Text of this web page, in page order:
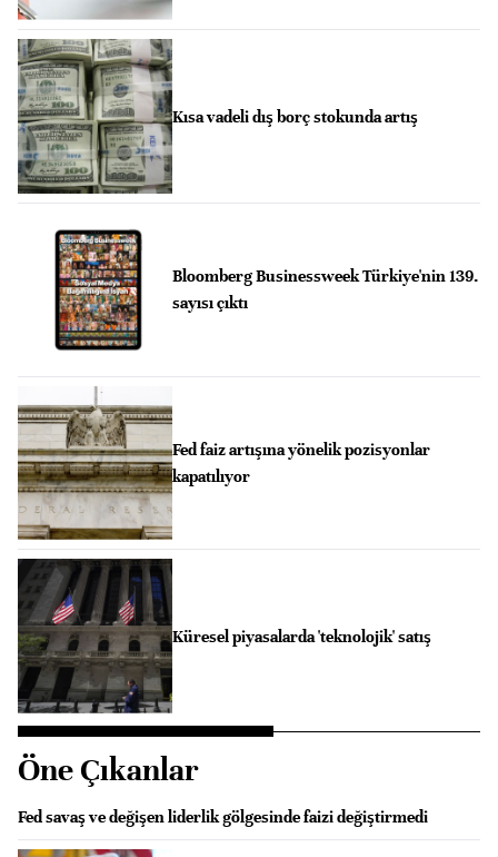
Kısa vadeli dış borç stokunda artış
Bloomberg Businessweek Türkiye'nin 139.
sayısı çıktı
Fed faiz artışına yönelik pozisyonlar
kapatılıyor
Küresel piyasalarda 'teknolojik' satış
Öne Çıkanlar
Fed savaş ve değişen liderlik gölgesinde faizi değiştirmedi